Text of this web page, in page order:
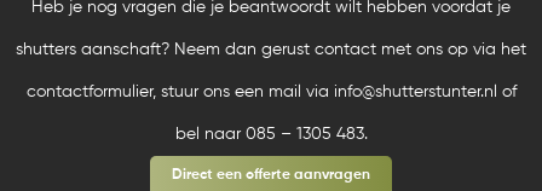
Heb je nog vragen die je beantwoordt wilt hebben voordat je
shutters aanschaft? Neem dan gerust contact met ons op via het
contactformulier, stuur ons een mail via info@shutterstunter.nl of
bel naar 085 – 1305 483.
Direct een offerte aanvragen